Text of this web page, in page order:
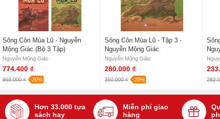
Sông Côn Mùa Lũ - Nguyễn
Mộng Giác (Bộ 3 Tập)
Nguyễn Mộng Giác
774.400 ₫
968.000 ₫ -20%
Sông Côn Mùa Lũ - Tập 3 -
Nguyễn Mộng Giác
Nguyễn Mộng Giác
280.000 ₫
350.000 ₫ -20%
Hơn 33.000 tựa
sách hay
Miễn phí giao
hàng